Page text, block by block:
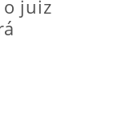
o juiz